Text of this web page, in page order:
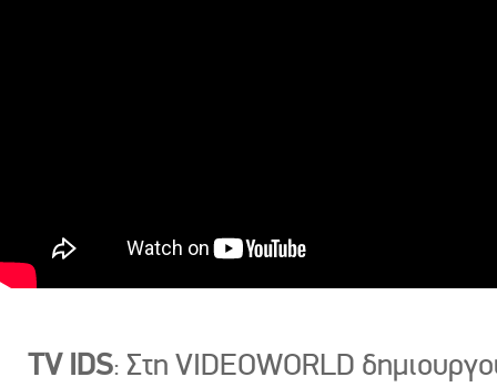
TV IDS: Στη VIDEOWORLD